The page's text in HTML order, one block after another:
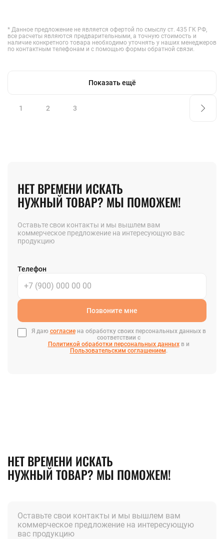
* Данное предложение не является офертой по смыслу ст. 435 ГК РФ,
все расчеты являются предварительными, а точную стоимость и
наличие конкретного товара необходимо уточнять у наших менеджеров
по контактным телефонам и с помощью формы обратной связи.
Показать ещё
1 2 3
НЕТ ВРЕМЕНИ ИСКАТЬ
НУЖНЫЙ ТОВАР? МЫ ПОМОЖЕМ!
Оставьте свои контакты и мы вышлем вам
коммерческое предложение на интересующую вас
продукцию
Телефон
Позвоните мне
Я даю согласиена обработку своих персональных данных в
соответствии с
Политикой обработки персональных данныхв и
Пользовательским соглашением.
НЕТ ВРЕМЕНИ ИСКАТЬ
НУЖНЫЙ ТОВАР? МЫ ПОМОЖЕМ!
Оставьте свои контакты и мы вышлем вам
коммерческое предложение на интересующую
вас продукцию